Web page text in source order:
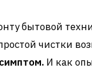
бытовой
чистки
И как